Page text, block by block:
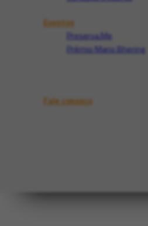
Eventos
Preserva.Me
Prêmio Mario Bhering
Fale conosco